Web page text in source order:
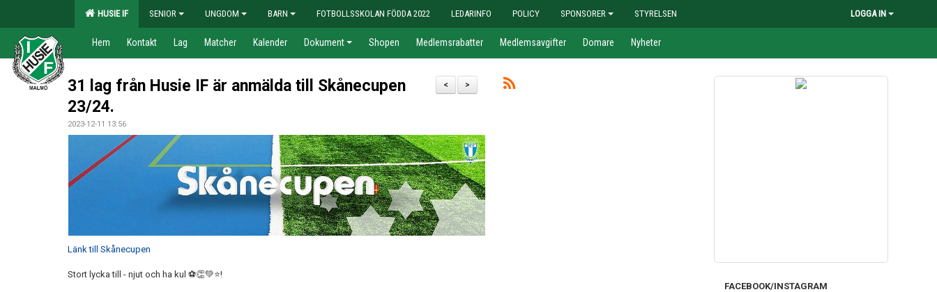
HUSIE IF SENIOR UNGDOM BARN FOTBOLLSSKOLAN FÖDDA 2022 LEDARINFO POLICY SPONSORER STYRELSEN LOGGA IN
Hem Kontakt Lag Matcher Kalender Dokument Shopen Medlemsrabatter Medlemsavgifter Domare Nyheter
>
<
31 lag från Husie IF är anmälda till Skånecupen
23/24.
2023-12-11 13:56
Länk till Skånecupen
Stort lycka till - njut och ha kul ⚽👏💚⭐!
FACEBOOK/INSTAGRAM